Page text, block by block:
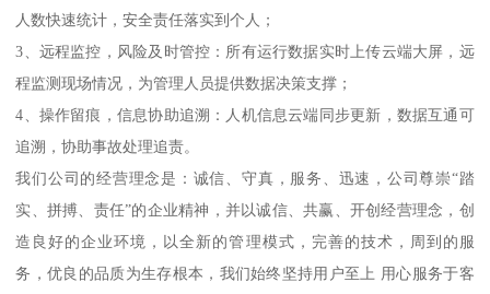
人数快速统计，安全责任落实到个人；
3、远程监控，风险及时管控：所有运行数据实时上传云端大屏，远
程监测现场情况，为管理人员提供数据决策支撑；
4、操作留痕，信息协助追溯：人机信息云端同步更新，数据互通可
追溯，协助事故处理追责。
我们公司的经营理念是：诚信、守真，服务、迅速，公司尊崇“踏
实、拼搏、责任”的企业精神，并以诚信、共赢、开创经营理念，创
造良好的企业环境，以全新的管理模式，完善的技术，周到的服
务，优良的品质为生存根本，我们始终坚持用户至上 用心服务于客